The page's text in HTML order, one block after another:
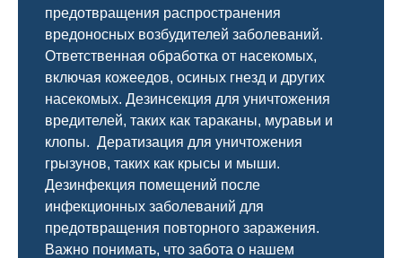
предотвращения распространения
вредоносных возбудителей заболеваний.
Ответственная обработка от насекомых,
включая кожеедов, осиных гнезд и других
насекомых. Дезинсекция для уничтожения
вредителей, таких как тараканы, муравьи и
клопы. Дератизация для уничтожения
грызунов, таких как крысы и мыши.
Дезинфекция помещений после
инфекционных заболеваний для
предотвращения повторного заражения.
Важно понимать, что забота о нашем